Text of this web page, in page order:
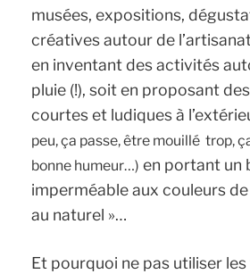
musées, expositions,
créatives autour de
en inventant des activités
pluie (!), soit en proposant
courtes et ludiques à
peu, ça passe, être mouillé trop,
bonne humeur…) en portant un
imperméable aux couleurs de
au naturel »…
Et pourquoi ne pas utiliser